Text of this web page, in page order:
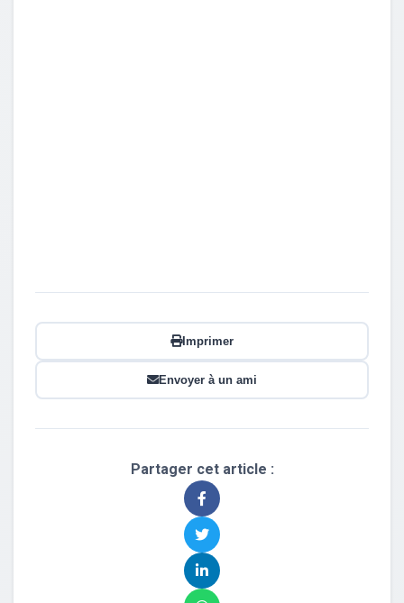
Imprimer
Envoyer à un ami
Partager cet article :